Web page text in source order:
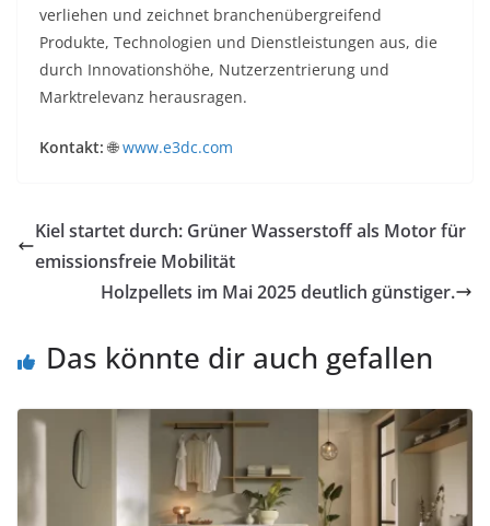
verliehen und zeichnet branchenübergreifend
Produkte, Technologien und Dienstleistungen aus, die
durch Innovationshöhe, Nutzerzentrierung und
Marktrelevanz herausragen.
Kontakt: 🌐www.e3dc.com
Kiel startet durch: Grüner Wasserstoff als Motor für
emissionsfreie Mobilität
Holzpellets im Mai 2025 deutlich günstiger.
Das könnte dir auch gefallen